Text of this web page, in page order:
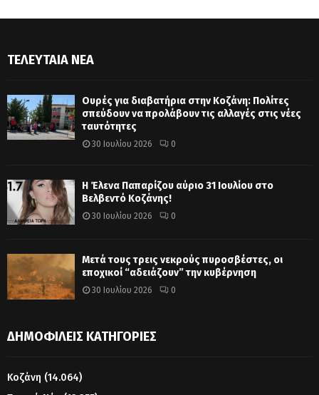
ΤΕΛΕΥΤΑΊΑ ΝΈΑ
Ουρές για διαβατήρια στην Κοζάνη: Πολίτες
σπεύδουν να προλάβουν τις αλλαγές στις νέες
ταυτότητες
30 Ιουλίου 2026 0
Η Έλενα Παπαρίζου αύριο 31 Ιουλίου στο
Βελβεντό Κοζάνης!
30 Ιουλίου 2026 0
Μετά τους τρεις νεκρούς πυροσβέστες, οι
εποχικοί “αδειάζουν” την κυβέρνηση
30 Ιουλίου 2026 0
ΔΗΜΟΦΙΛΕΊΣ ΚΑΤΗΓΟΡΊΕΣ
Κοζάνη (14.064)